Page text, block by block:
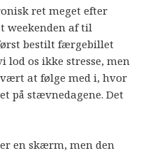
ret meget efter
weekenden af til
bestilt færgebillet
lod os ikke stresse, men
at følge med i, hvor
på stævnedagene. Det
en skærm, men den